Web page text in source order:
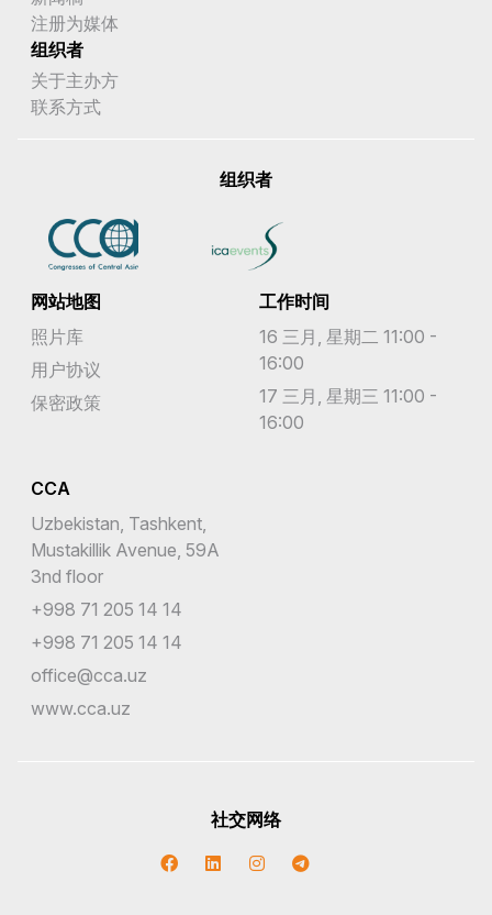
注册为媒体
组织者
关于主办方
联系方式
组织者
网站地图
照片库
用户协议
保密政策
工作时间
16 三月, 星期二 11:00 -
16:00
17 三月, 星期三 11:00 -
16:00
CCA
Uzbekistan, Tashkent,
Mustakillik Avenue, 59A
3nd floor
+998 71 205 14 14
+998 71 205 14 14
office@cca.uz
www.cca.uz
社交网络